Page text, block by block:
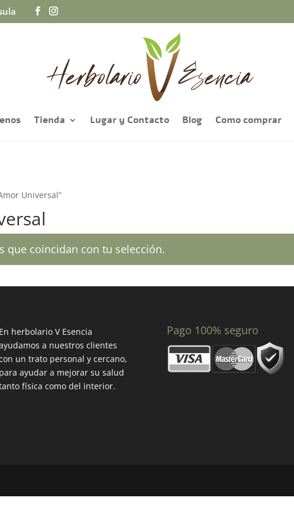
Tienda Lugar y Contacto Blog Como comprar
Universal”
que coincidan con tu selección.
En herbolario V Esencia
a nuestros clientes
un trato personal y cercano,
para ayudar a mejorar su salud
física como del interior.
Pago 100% seguro